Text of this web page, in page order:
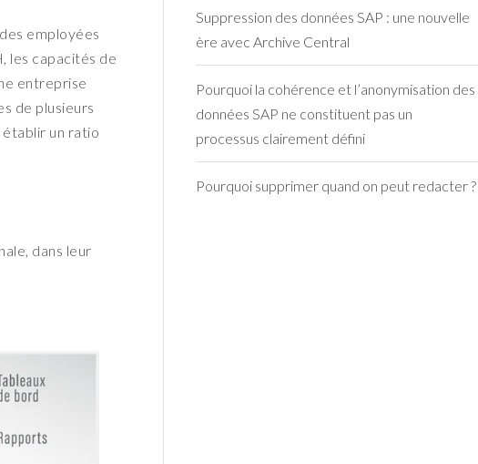
employées
les capacités de
entreprise
de plusieurs
un ratio
dans leur
Suppression des données SAP : une nouvelle
ère avec Archive Central
Pourquoi la cohérence et l’anonymisation des
données SAP ne constituent pas un
processus clairement défini
Pourquoi supprimer quand on peut redacter ?